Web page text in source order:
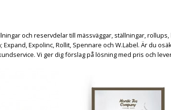
och reservdelar till mässväggar, ställningar,rollups,
Expand,Expolinc,Rollit, Spennare och W.Label. Är du
. Vi ger dig förslag på lösning med pris och